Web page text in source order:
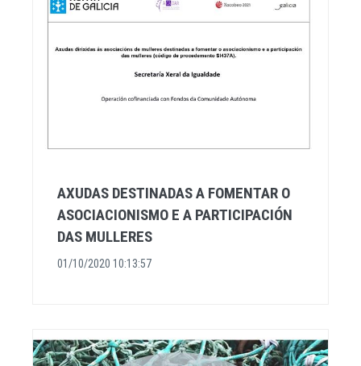
AXUDAS DESTINADAS A FOMENTAR O
ASOCIACIONISMO E A PARTICIPACIÓN
DAS MULLERES
01/10/2020 10:13:57